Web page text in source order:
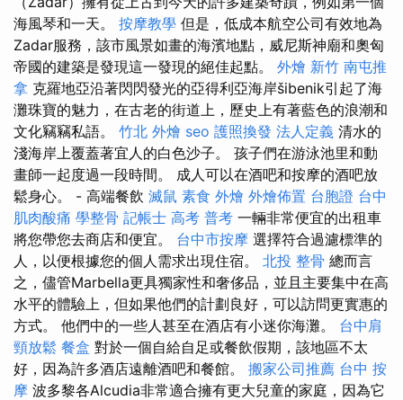
海風琴和一天。 按摩教學 但是，低成本航空公司有效地為
Zadar服務，該市風景如畫的海濱地點，威尼斯神廟和奧匈
帝國的建築是發現這一發現的絕佳起點。 外燴 新竹 南屯推
拿 克羅地亞沿著閃閃發光的亞得利亞海岸šibenik引起了海
灘珠寶的魅力，在古老的街道上，歷史上有著藍色的浪潮和
文化竊竊私語。 竹北 外燴 seo 護照換發 法人定義 清水的
淺海岸上覆蓋著宜人的白色沙子。 孩子們在游泳池里和動
畫師一起度過一段時間。 成人可以在酒吧和按摩的酒吧放
鬆身心。 - 高端餐飲 滅鼠 素食 外燴 外燴佈置 台胞證 台中
肌肉酸痛 學整骨 記帳士 高考 普考 一輛非常便宜的出租車
將您帶您去商店和便宜。 台中市按摩 選擇符合過濾標準的
人，以便根據您的個人需求出現住宿。 北投 整骨 總而言
之，儘管Marbella更具獨家性和奢侈品，並且主要集中在高
水平的體驗上，但如果他們的計劃良好，可以訪問更實惠的
方式。 他們中的一些人甚至在酒店有小迷你海灘。 台中肩
頸放鬆 餐盒 對於一個自給自足或餐飲假期，該地區不太
好，因為許多酒店遠離酒吧和餐館。 搬家公司推薦 台中 按
摩 波多黎各Alcudia非常適合擁有更大兒童的家庭，因為它